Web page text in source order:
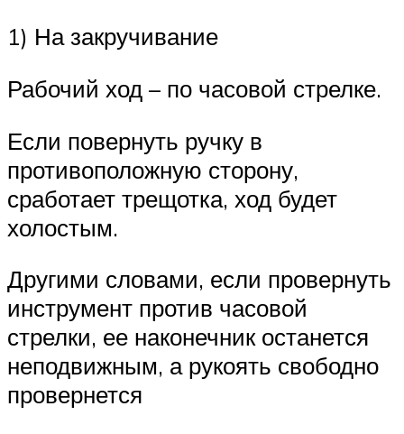
1) На закручивание
Рабочий ход – по часовой стрелке.
Если повернуть ручку в
противоположную сторону,
сработает трещотка, ход будет
холостым.
Другими словами, если провернуть
инструмент против часовой
стрелки, ее наконечник останется
неподвижным, а рукоять свободно
провернется